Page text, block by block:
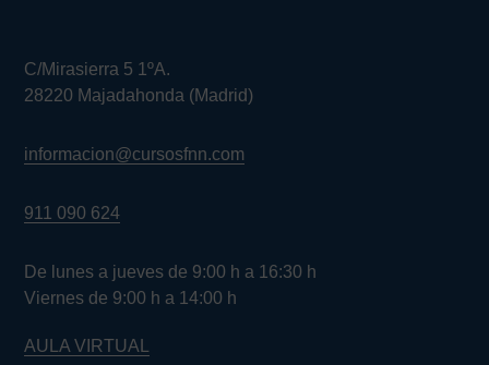
C/Mirasierra 5 1ºA.
28220 Majadahonda (Madrid)
informacion@cursosfnn.com
911 090 624
De lunes a jueves de 9:00 h a 16:30 h
Viernes de 9:00 h a 14:00 h
AULA VIRTUAL